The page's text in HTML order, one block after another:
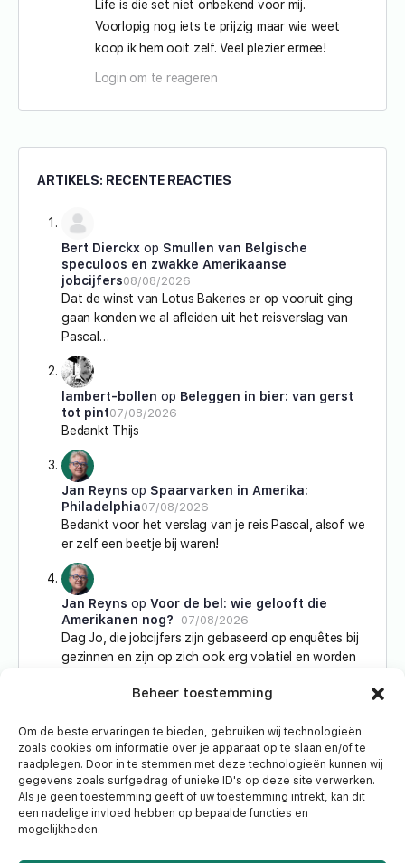
Beheer toestemming
Om de beste ervaringen te bieden, gebruiken wij technologieën
zoals cookies om informatie over je apparaat op te slaan en/of te
raadplegen. Door in te stemmen met deze technologieën kunnen wij
gegevens zoals surfgedrag of unieke ID's op deze site verwerken.
Als je geen toestemming geeft of uw toestemming intrekt, kan dit
een nadelige invloed hebben op bepaalde functies en
mogelijkheden.
Life is die set niet onbekend voor mij.
Voorlopig nog iets te prijzig maar wie weet
koop ik hem ooit zelf. Veel plezier ermee!
Login om te reageren
ARTIKELS: RECENTE REACTIES
Bert Dierckx op Smullen van Belgische
speculoos en zwakke Amerikaanse
jobcijfers08/08/2026
Dat de winst van Lotus Bakeries er op vooruit ging
gaan konden we al afleiden uit het reisverslag van
Pascal…
lambert-bollen op Beleggen in bier: van gerst
tot pint07/08/2026
Bedankt Thijs
Jan Reyns op Spaarvarken in Amerika:
Philadelphia07/08/2026
Bedankt voor het verslag van je reis Pascal, alsof we
er zelf een beetje bij waren!
Jan Reyns op Voor de bel: wie gelooft die
Amerikanen nog? 07/08/2026
Dag Jo, die jobcijfers zijn gebaseerd op enquêtes bij
gezinnen en zijn op zich ook erg volatiel en worden
Ruben Helsen opVoor de bel: wie gelooft die
Amerikanen nog?07/08/2026
Normaal kun je je positie in verschillende schijven
opbouwen en via DCA het risico verkleinen dat je
tegen een te…